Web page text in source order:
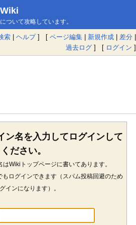
ついて攻略しています。
索 | ヘルプ] [ ページ編集 | 新規作成 | 差分 |
過去ログ ] [ ログイン ]
ン名を入力してログインして
ください。
Wikiトップページに書いてあります。
ログインできます（スパム投稿回避のため
インになります）。